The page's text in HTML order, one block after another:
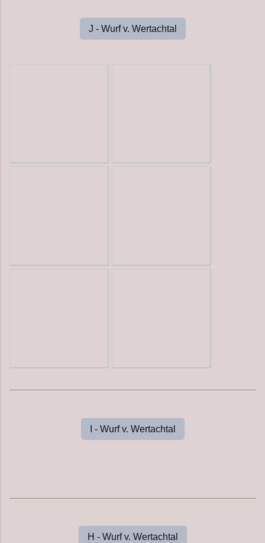
J - Wurf v. Wertachtal
I - Wurf v. Wertachtal
H - Wurf v. Wertachtal